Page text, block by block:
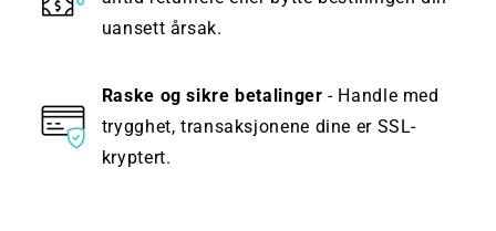
uansett årsak.
Raske og sikre betalinger - Handle med
trygghet, transaksjonene dine er SSL-
kryptert.